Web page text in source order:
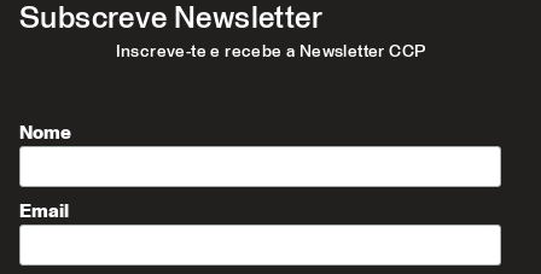
Subscreve Newsletter
Inscreve-te e recebe a Newsletter CCP
Nome
Email